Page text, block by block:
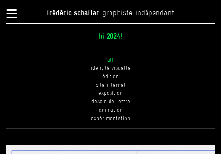
frédéric schaffar graphiste indépendant
{
hi 2024!
all
identité visuelle
édition
site internet
exposition
dessin de lettre
animation
expérimentation